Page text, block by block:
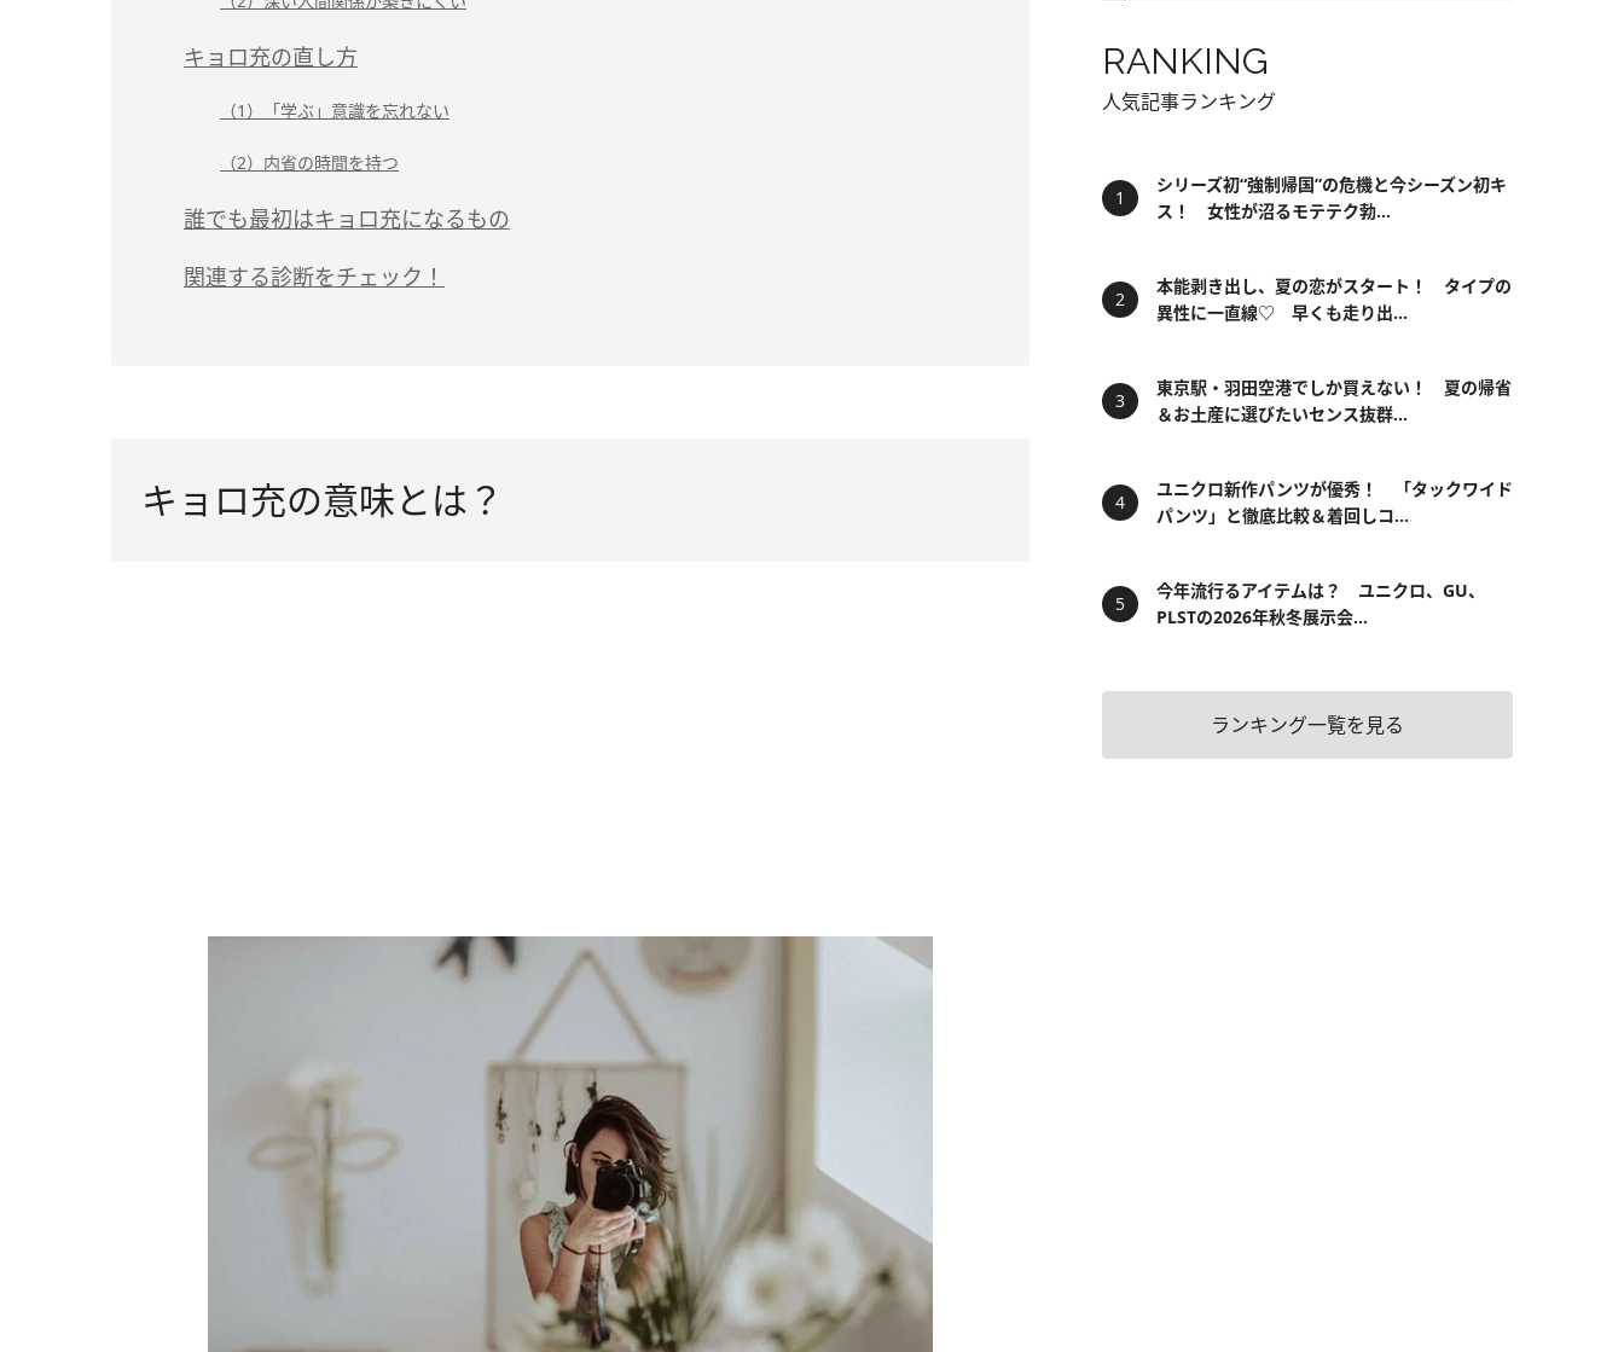
キョロ充の直し方
（1）「学ぶ」意識を忘れない
（2）内省の時間を持つ
誰でも最初はキョロ充になるもの
関連する診断をチェック！
キョロ充の意味とは？
RANKING
人気記事ランキング
シリーズ初“強制帰国”の危機と今シーズン初キ
ス！ 女性が沼るモテテク勃...
本能剥き出し、夏の恋がスタート！ タイプの
異性に一直線♡ 早くも走り出...
東京駅・羽田空港でしか買えない！ 夏の帰省
＆お土産に選びたいセンス抜群...
ユニクロ新作パンツが優秀！ 「タックワイド
パンツ」と徹底比較＆着回しコ...
今年流行るアイテムは？ ユニクロ、GU、
PLSTの2026年秋冬展示会...
ランキング一覧を見る